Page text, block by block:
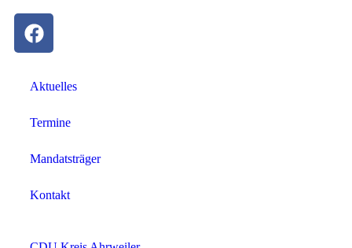
Aktuelles
Termine
Mandatsträger
Kontakt